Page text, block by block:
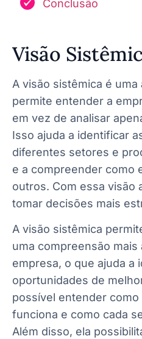
Conclusão
Visão
A visão sistêmica é
permite entender a
em vez de analisar
Isso ajuda a identificar
diferentes setores e
e a compreender como
outros. Com essa visão
tomar decisões mais
A visão sistêmica
uma compreensão
empresa, o que ajuda a
oportunidades de
possível entender
funciona e como cada
Além disso, ela